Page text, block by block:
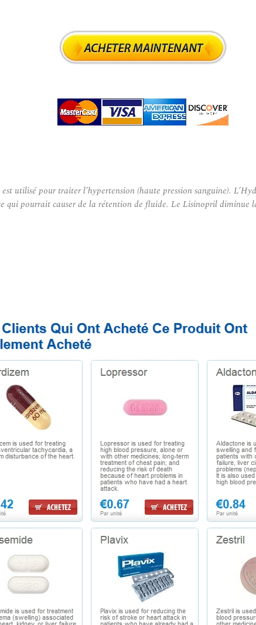
utilisé pour traiter l’hypertension (haute pression sanguine).
qui pourrait causer de la rétention de fluide. Le Lisinopril diminue